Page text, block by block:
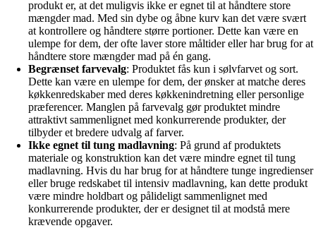
produkt er, at det muligvis ikke er egnet til at håndtere store
mængder mad. Med sin dybe og åbne kurv kan det være svært
at kontrollere og håndtere større portioner. Dette kan være en
ulempe for dem, der ofte laver store måltider eller har brug for at
håndtere store mængder mad på én gang.
Begrænset farvevalg: Produktet fås kun i sølvfarvet og sort.
Dette kan være en ulempe for dem, der ønsker at matche deres
køkkenredskaber med deres køkkenindretning eller personlige
præferencer. Manglen på farvevalg gør produktet mindre
attraktivt sammenlignet med konkurrerende produkter, der
tilbyder et bredere udvalg af farver.
Ikke egnet til tung madlavning: På grund af produktets
materiale og konstruktion kan det være mindre egnet til tung
madlavning. Hvis du har brug for at håndtere tunge ingredienser
eller bruge redskabet til intensiv madlavning, kan dette produkt
være mindre holdbart og pålideligt sammenlignet med
konkurrerende produkter, der er designet til at modstå mere
krævende opgaver.